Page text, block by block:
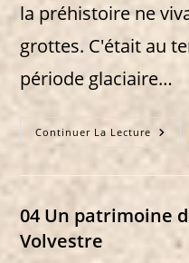
la préhistoire ne
grottes. C'était au
période glaciaire…
Continuer La Lecture 11
Le
04 Un patrimoine
Volvestre